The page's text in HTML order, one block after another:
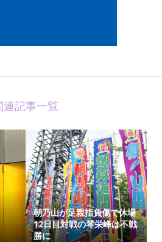
連記事一覧
朝乃山が足親指負傷で休場
12日目対戦の琴栄峰は不戦
勝に